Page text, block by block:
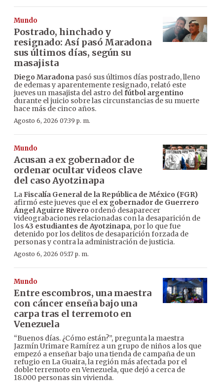
Mundo
Postrado, hinchado y
resignado: Así pasó Maradona
sus últimos días, según su
masajista
Diego Maradona pasó sus últimos días postrado, lleno
de edemas y aparentemente resignado, relató este
jueves un masajista del astro delfútbol argentino
durante el juicio sobre las circunstancias de su muerte
hace más de cinco años.
Agosto 6, 2026 07:39 p. m.
Mundo
Acusan a ex gobernador de
ordenar ocultar videos clave
del caso Ayotzinapa
LaFiscalía General de la República de México (FGR)
afirmó este jueves que el ex gobernador de Guerrero
Ángel Aguirre Rivero ordenó desaparecer
videograbaciones relacionadas con la desaparición de
los43 estudiantes de Ayotzinapa, por lo que fue
detenido por los delitos de desaparición forzada de
personas y contra la administración de justicia.
Agosto 6, 2026 05:17 p. m.
Mundo
Entre escombros, una maestra
con cáncer enseña bajo una
carpa tras el terremoto en
Venezuela
“Buenos días. ¿Cómo están?”, pregunta la maestra
Jazmín Urimare Ramírez a un grupo de niños a los que
empezó a enseñar bajo una tienda de campaña de un
refugio en La Guaira, la región más afectada por el
doble terremoto en Venezuela, que dejó a cerca de
18.000 personas sin vivienda.